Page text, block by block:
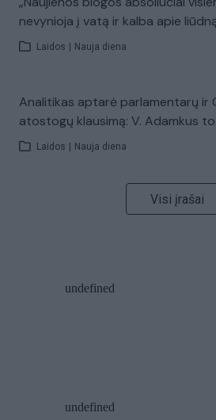
nevynioja į vatą ir kalba apie
Laidos Nauja diena
Analitikas aptarė parlamentarų ir
atostogų klausimą: V. Adamkus
Laidos Nauja diena
Visi įrašai